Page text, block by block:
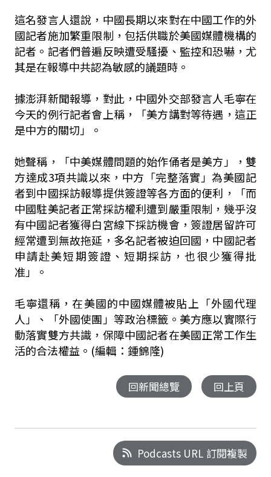
這名發言人還說，中國長期以來對在中國工作的外
國記者施加繁重限制，包括供職於美國媒體機構的
記者。記者們普遍反映遭受騷擾、監控和恐嚇，尤
其是在報導中共認為敏感的議題時。
據澎湃新聞報導，對此，中國外交部發言人毛寧在
今天的例行記者會上稱，「美方講對等待遇，這正
是中方的關切」。
她聲稱，「中美媒體問題的始作俑者是美方」，雙
方達成3項共識以來，中方「完整落實」為美國記
者到中國採訪報導提供簽證等各方面的便利，「而
中國駐美記者正常採訪權利遭到嚴重限制，幾乎沒
有中國記者獲得白宮線下採訪機會，簽證居留許可
經常遭到無故拖延，多名記者被迫回國，中國記者
申請赴美短期簽證、短期採訪，也很少獲得批
准」。
毛寧還稱，在美國的中國媒體被貼上「外國代理
人」、「外國使團」等政治標籤。美方應以實際行
動落實雙方共識，保障中國記者在美國正常工作生
活的合法權益。(編輯：鍾錦隆)
回新聞總覽 回上頁
Podcasts URL 訂閱複製